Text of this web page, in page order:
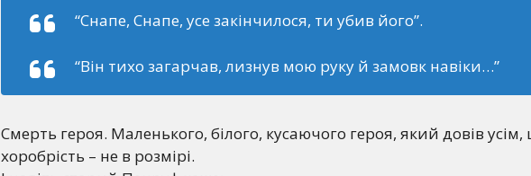
“Снапе, Снапе, усе закінчилося, ти убив його”.
“Він тихо загарчав, лизнув мою руку й замовк навіки…”
Смерть героя. Маленького, білого, кусаючого героя, який довів
хоробрість – не в розмірі.